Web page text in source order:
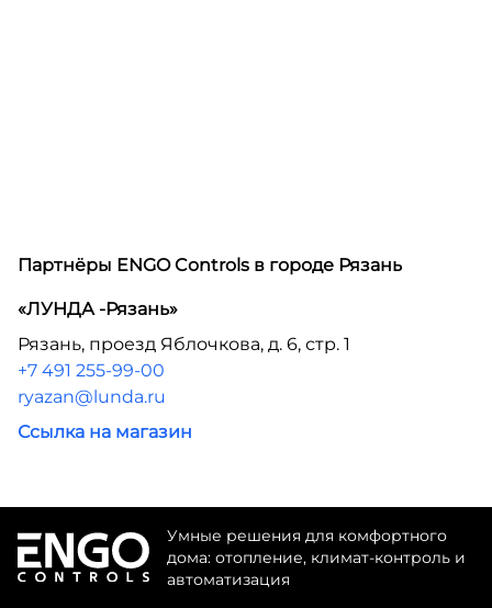
Партнёры ENGO Controls в городе Рязань
«ЛУНДА -Рязань»
Рязань, проезд Яблочкова, д. 6, стр. 1
+7 491 255-99-00
ryazan@lunda.ru
Ссылка на магазин
Умные решения для комфортного
дома: отопление, климат-контроль и
автоматизация